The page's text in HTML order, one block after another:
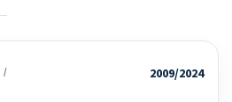
/
2009/2024